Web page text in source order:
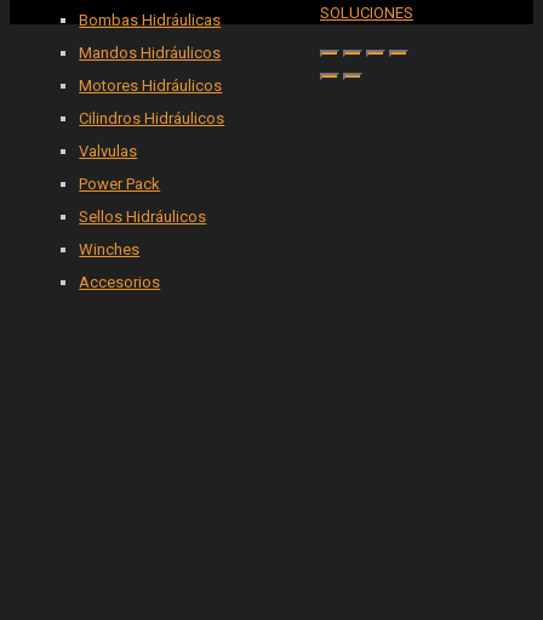
Bombas Hidráulicas
Mandos Hidráulicos
Motores Hidráulicos
Cilindros Hidráulicos
Valvulas
Power Pack
Sellos Hidráulicos
Winches
Accesorios
SOLUCIONES